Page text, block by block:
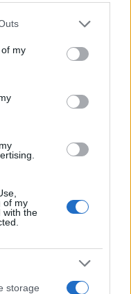
one or more Google
You may click to
its third-party tags to
in below Google
my
of my
with the
storage
αυτοκινητοβιομηχανία
Ολοκλήρωσε την
των ξένων με την
του Τζόρνταν